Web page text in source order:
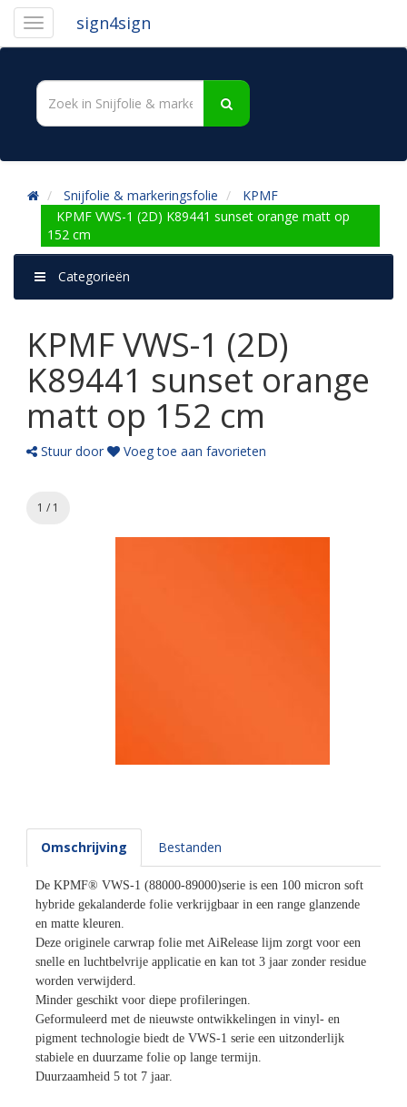
sign4sign
Snijfolie & markeringsfolie
KPMF
KPMF VWS-1 (2D) K89441 sunset orange matt op
152 cm
Categorieën
KPMF VWS-1 (2D)
K89441 sunset orange
matt op 152 cm
Stuur door Voeg toe aan favorieten
1 / 1
Omschrijving Bestanden
De KPMF® VWS-1 (88000-89000)serie is een 100 micron soft
hybride gekalanderde folie verkrijgbaar in een range glanzende
en matte kleuren.
Deze originele carwrap folie met AiRelease lijm zorgt voor een
snelle en luchtbelvrije applicatie en kan tot 3 jaar zonder residue
worden verwijderd.
Minder geschikt voor diepe profileringen.
Geformuleerd met de nieuwste ontwikkelingen in vinyl- en
pigment technologie biedt de VWS-1 serie een uitzonderlijk
stabiele en duurzame folie op lange termijn.
Duurzaamheid 5 tot 7 jaar.